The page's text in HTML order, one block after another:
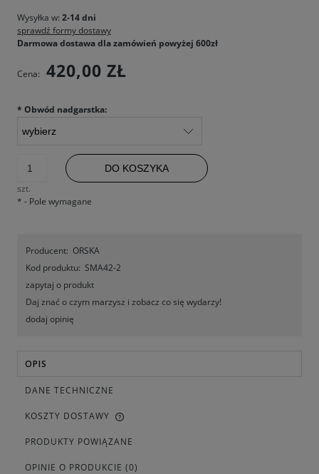
Wysyłka w: 2-14 dni
sprawdź formy dostawy
Darmowa dostawa dla zamówień powyżej 600zł
Cena: 420,00 ZŁ
* Obwód nadgarstka:
szt.
DO KOSZYKA
* - Pole wymagane
Producent: ORSKA
Kod produktu: SMA42-2
zapytaj o produkt
Daj znać o czym marzysz i zobacz co się wydarzy!
dodaj opinię
OPIS
DANE TECHNICZNE
KOSZTY DOSTAWY
PRODUKTY POWIĄZANE
OPINIE O PRODUKCIE (0)